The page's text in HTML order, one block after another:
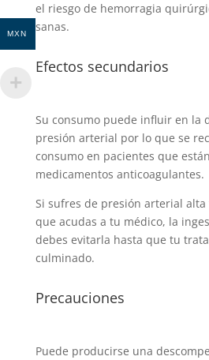
el riesgo de hemorragia
sanas.
Efectos secundarios
Su consumo puede influir en la
presión arterial por lo que se
consumo en pacientes que
medicamentos anticoagulantes.
Si sufres de presión arterial alta
que acudas a tu médico, la
debes evitarla hasta que tu
culminado.
Precauciones
Puede producirse una
MXN